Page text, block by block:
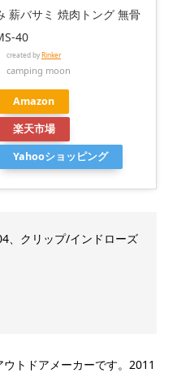
薪バサミ 焼肉トング 無骨
40
created byRinker
camping moon
Amazon
楽天市場
Yahooショッピング
、クリップ/インドローズ
トドアメーカーです。2011